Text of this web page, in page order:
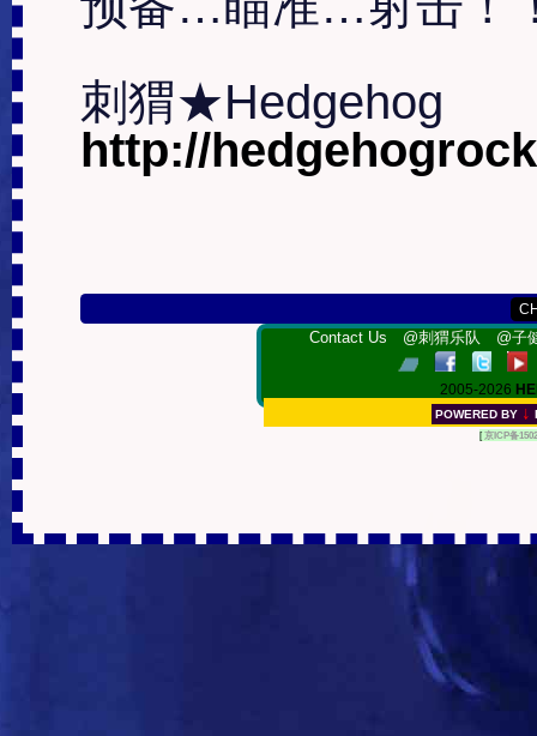
http://
Contact Us @刺猬乐队 @子
2005-2026
POWERED BY ↓
[ 京ICP备1502